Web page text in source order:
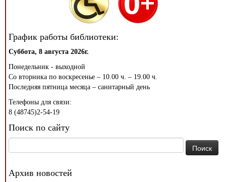
График работы библиотеки:
Суббота, 8 августа 2026г.
Понедельник - выходной
Со вторника по воскресенье – 10.00 ч. – 19.00 ч.
Последняя пятница месяца – санитарный день
Телефоны для связи:
8 (48745)2-54-19
Поиск по сайту
Архив новостей